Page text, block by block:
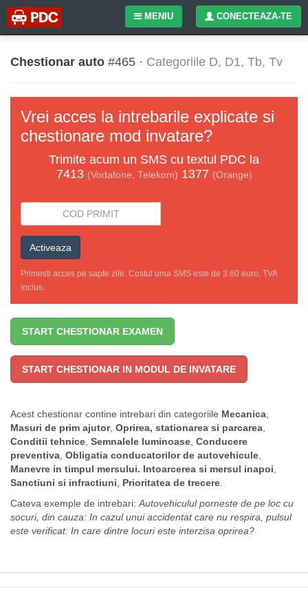
CONECTEAZA-TE
MENIU
Chestionar auto #465 · Categoriile D, D1, Tb, Tv
Vrei acces la intrebarile explicate si
chestionare mod invatare?
Trimite acum un SMS cu textul PDC la
7413 (Vodafone, Telekom) 1377 (Orange)
Activeaza
Primesti acces pe sapte zile. Costul unui SMS este de 3.60 euro, TVA
inclus.
START CHESTIONAR EXAMEN
START CHESTIONAR IN MODUL DE INVATARE
Acest chestionar contine intrebari din categoriile Mecanica
Masuri de prim ajutor, Oprirea, stationarea si parcarea
Conditii tehnice Semnalele luminoase Conducere
preventiva Obligatia conducatorilor de autovehicule
Manevre in timpul mersului. Intoarcerea si mersul inapoi
Sanctiuni si infractiuni
Prioritatea de trecere
Cateva exemple de intrebari: Autovehiculul porneste de pe loc cu
socuri, din cauza: In cazul unui accidentat care nu respira, pulsul
este verificat: In care dintre locuri este interzisa oprirea?